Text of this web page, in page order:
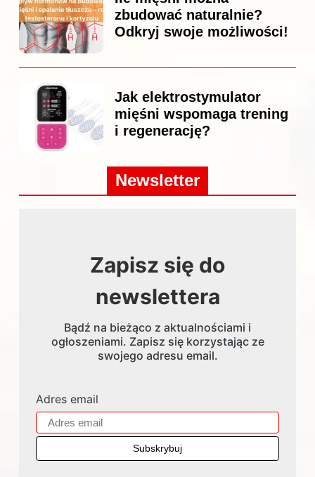
zbudować naturalnie?
Odkryj swoje możliwości!
Jak elektrostymulator
mięśni wspomaga trening
i regenerację?
Newsletter
Zapisz się do
newslettera
Bądź na bieżąco z aktualnościami i
ogłoszeniami. Zapisz się korzystając ze
swojego adresu email.
Adres email